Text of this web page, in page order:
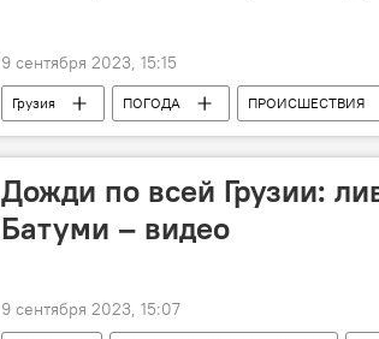
9 сентября 2023, 15:15
Грузия ПОГОДА ПРОИСШЕСТВИЯ
Тбилиси
Дожди по всей Грузии:
Батуми – видео
9 сентября 2023, 15:07